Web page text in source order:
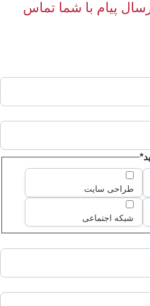
پیام با شما تماس
*
طراحی سایت
شبکه اجتماعی